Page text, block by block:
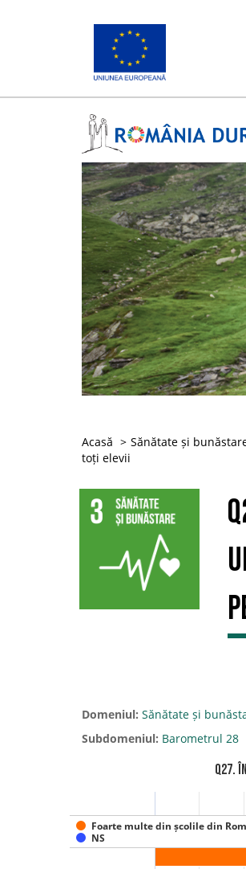
Acasă Sănătate și
toți elevii
Domeniul: Sănătate și
Subdomeniul: Barometrul 28
Q27.
Foarte multe din școlile din
NS